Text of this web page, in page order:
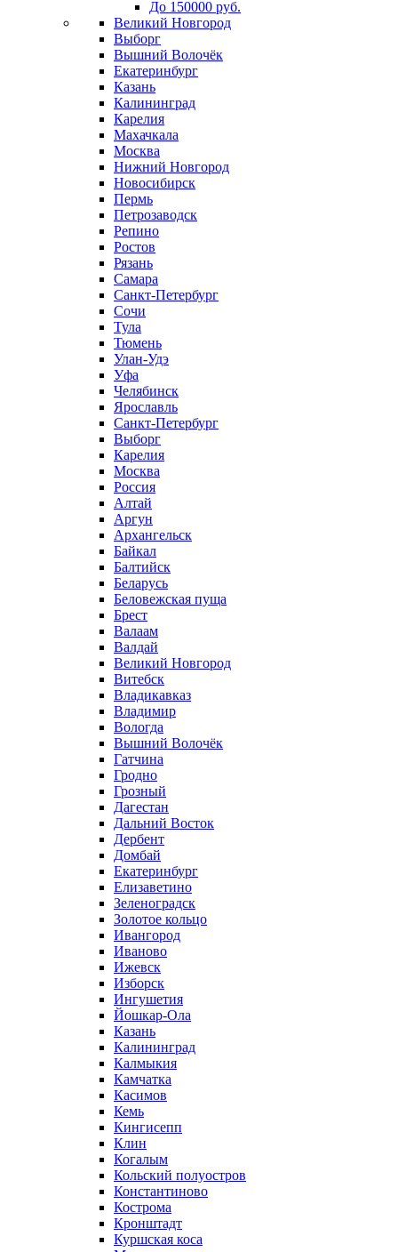
До 150000 руб.
Великий Новгород
Выборг
Вышний Волочёк
Екатеринбург
Казань
Калининград
Карелия
Махачкала
Москва
Нижний Новгород
Новосибирск
Пермь
Петрозаводск
Репино
Ростов
Рязань
Самара
Санкт-Петербург
Сочи
Тула
Тюмень
Улан-Удэ
Уфа
Челябинск
Ярославль
Санкт-Петербург
Выборг
Карелия
Москва
Россия
Алтай
Аргун
Архангельск
Байкал
Балтийск
Беларусь
Беловежская пуща
Брест
Валаам
Валдай
Великий Новгород
Витебск
Владикавказ
Владимир
Вологда
Вышний Волочёк
Гатчина
Гродно
Грозный
Дагестан
Дальний Восток
Дербент
Домбай
Екатеринбург
Елизаветино
Зеленоградск
Золотое кольцо
Ивангород
Иваново
Ижевск
Изборск
Ингушетия
Йошкар-Ола
Казань
Калининград
Калмыкия
Камчатка
Касимов
Кемь
Кингисепп
Клин
Когалым
Кольский полуостров
Константиново
Кострома
Кронштадт
Куршская коса